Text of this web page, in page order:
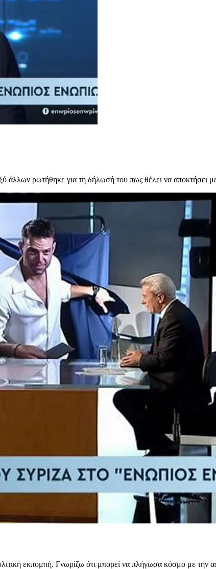
ρωτήθηκε για τη δήλωσή του πως θέλει να αποκτήσει με
εκπομπή. Γνωρίζω ότι μπορεί να πλήγωσα κόσμο με την